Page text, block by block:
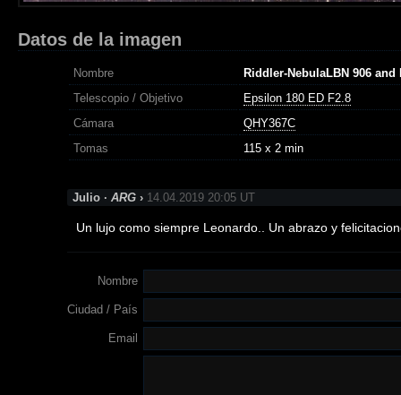
Datos de la imagen
Nombre
Riddler-NebulaLBN 906 and
Telescopio / Objetivo
Epsilon 180 ED F2.8
Cámara
QHY367C
Tomas
115 x 2 min
Julio · ARG › 14.04.2019 20:05 UT
Un lujo como siempre Leonardo.. Un abrazo y
Nombre
Ciudad / País
Email